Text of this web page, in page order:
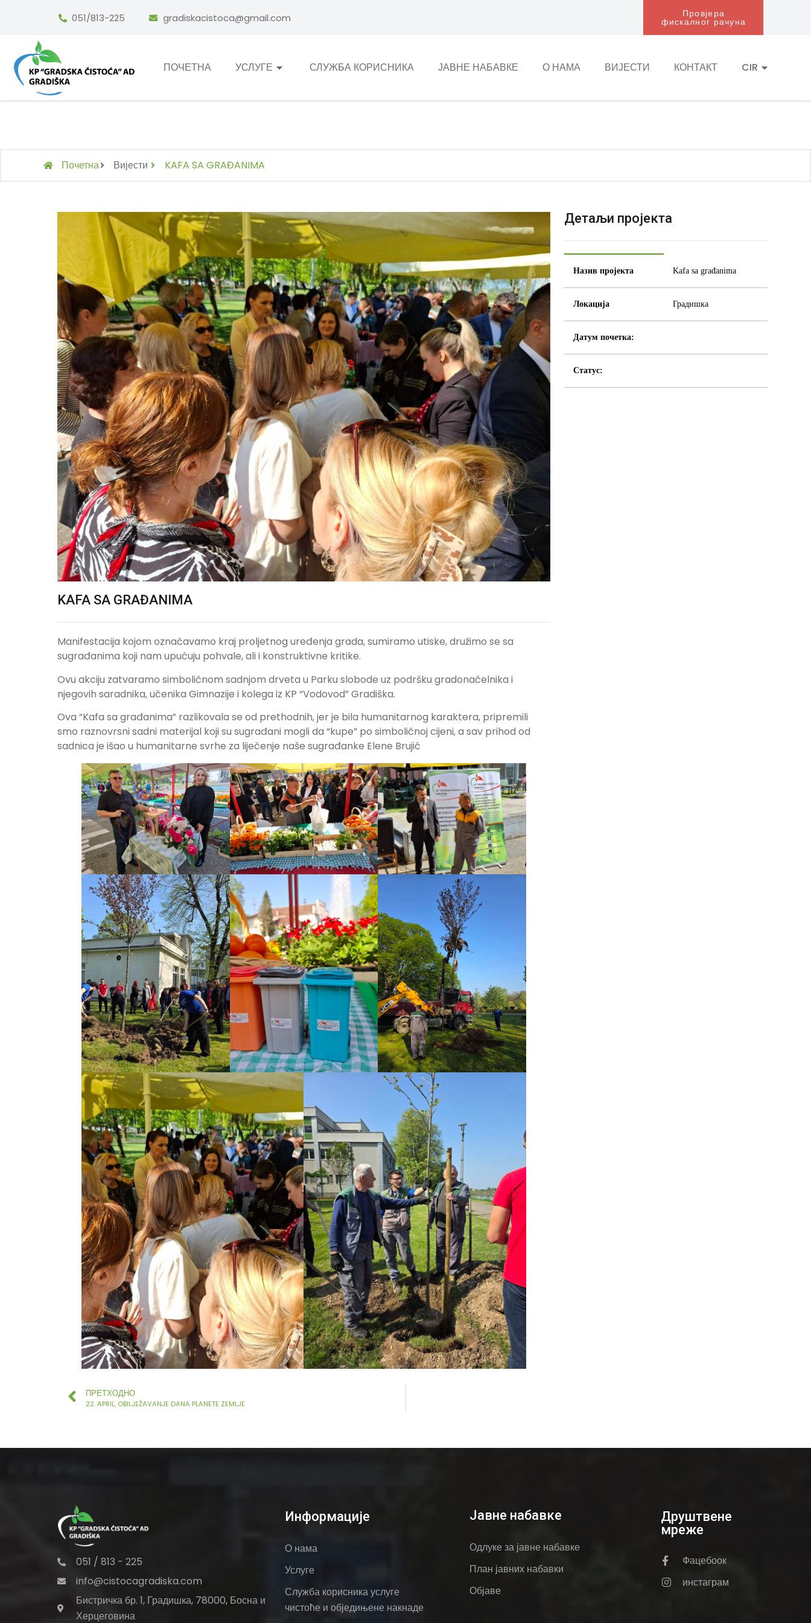
051/813-225 gradiskacistoca@gmail.com Провјера
фискалног рачуна
ПОЧЕТНА УСЛУГЕ СЛУЖБА КОРИСНИКА ЈАВНЕ НАБАВКЕ О НАМА ВИЈЕСТИ КОНТАКТ CIR
Почетна Вијести KAFA SA GRAĐANIMA
KAFA SA GRAĐANIMA
Manifestacija kojom označavamo kraj proljetnog uređenja grada, sumiramo utiske, družimo se sa
sugrađanima koji nam upućuju pohvale, ali i konstruktivne kritike.
Ovu akciju zatvaramo simboličnom sadnjom drveta u Parku slobode uz podršku gradonačelnika i
njegovih saradnika, učenika Gimnazije i kolega iz KP “Vodovod” Gradiška.
Ova “Kafa sa građanima” razlikovala se od prethodnih, jer je bila humanitarnog karaktera, pripremili
smo raznovrsni sadni materijal koji su sugrađani mogli da “kupe” po simboličnoj cijeni, a sav prihod od
sadnica je išao u humanitarne svrhe za liječenje naše sugrađanke Elene Brujić
Детаљи пројекта
Назив пројекта Kafa sa građanima
Локација Градишка
Датум почетка:
Статус:
ПРЕТХОДНО
22. APRIL, OBILJEŽAVANJE DANA PLANETE ZEMLJE
051 / 813 - 225
info@cistocagradiska.com
Бистричка бр. 1, Градишка, 78000, Босна и
Херцеговина
Информације
О нама
Услуге
Служба корисника услуге
чистоће и обједињене накнаде
Јавне набавке
Одлуке за јавне набавке
План јавних набавки
Објаве
Друштвене
мреже
Фацебоок
инстаграм